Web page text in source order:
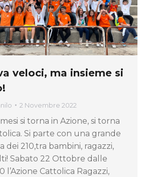
veloci, ma insieme si
2 Novembre 2022
si torna in Azione, si torna
Si parte con una grande
dei 210,tra bambini, ragazzi,
Sabato 22 Ottobre dalle
l’Azione Cattolica Ragazzi,